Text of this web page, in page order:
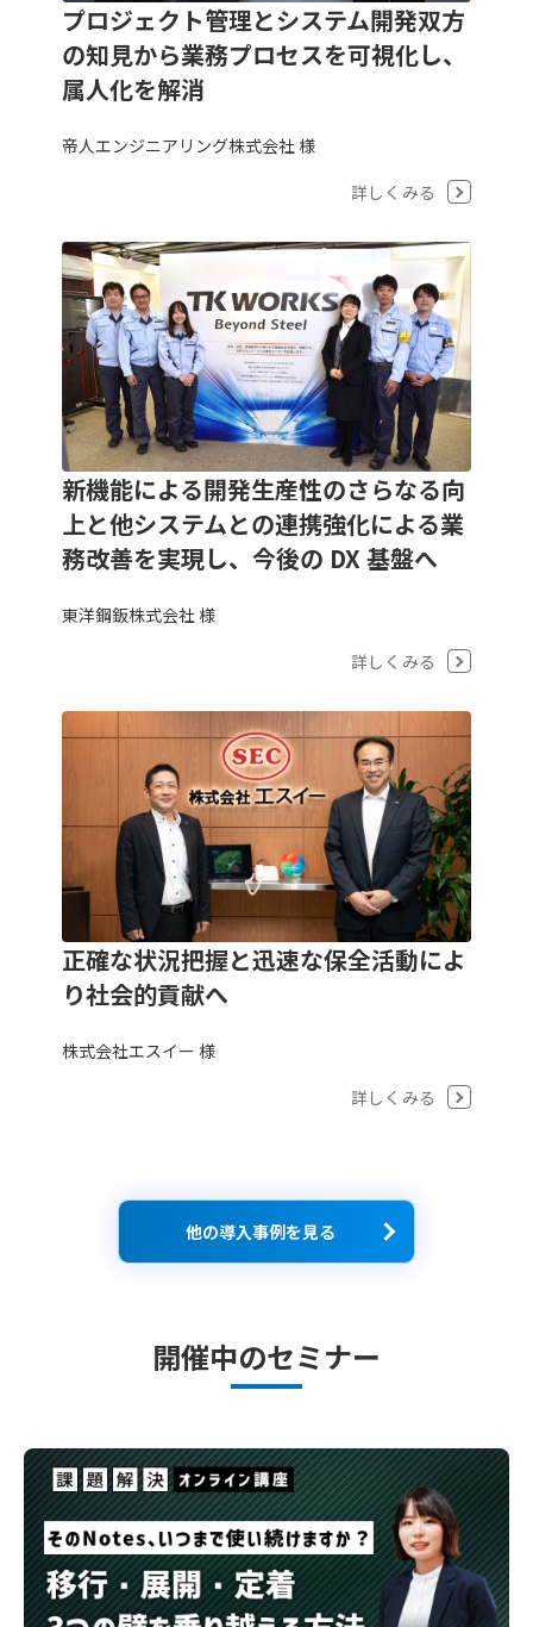
プロジェクト管理とシステム開発双方
の知見から業務プロセスを可視化し、
属人化を解消
帝人エンジニアリング株式会社 様
詳しくみる
新機能による開発生産性のさらなる向
上と他システムとの連携強化による業
務改善を実現し、今後の DX 基盤へ
東洋鋼鈑株式会社 様
詳しくみる
正確な状況把握と迅速な保全活動によ
り社会的貢献へ
株式会社エスイー 様
詳しくみる
他の導入事例を見る
開催中のセミナー